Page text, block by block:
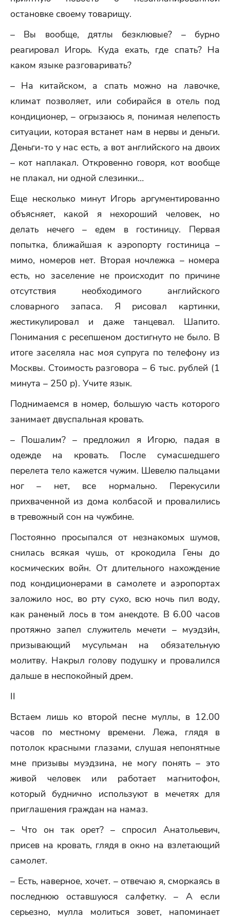
остановке своему товарищу.
– Вы вообще, дятлы безклювые? – бурно
реагировал Игорь. Куда ехать, где спать? На
каком языке разговаривать?
– На китайском, а спать можно на лавочке,
климат позволяет, или собирайся в отель под
кондиционер, – огрызаюсь я, понимая нелепость
ситуации, которая встанет нам в нервы и деньги.
Деньги-то у нас есть, а вот английского на двоих
– кот наплакал. Откровенно говоря, кот вообще
не плакал, ни одной слезинки…
Еще несколько минут Игорь аргументированно
объясняет, какой я нехороший человек, но
делать нечего – едем в гостиницу. Первая
попытка, ближайшая к аэропорту гостиница –
мимо, номеров нет. Вторая ночлежка – номера
есть, но заселение не происходит по причине
отсутствия необходимого английского
словарного запаса. Я рисовал картинки,
жестикулировал и даже танцевал. Шапито.
Понимания с ресепшеном достигнуто не было. В
итоге заселяла нас моя супруга по телефону из
Москвы. Стоимость разговора – 6 тыс. рублей (1
минута – 250 р). Учите язык.
Поднимаемся в номер, большую часть которого
занимает двуспальная кровать.
– Пошалим? – предложил я Игорю, падая в
одежде на кровать. После сумасшедшего
перелета тело кажется чужим. Шевелю пальцами
ног – нет, все нормально. Перекусили
прихваченной из дома колбасой и провалились
в тревожный сон на чужбине.
Постоянно просыпался от незнакомых шумов,
снилась всякая чушь, от крокодила Гены до
космических войн. От длительного нахождение
под кондиционерами в самолете и аэропортах
заложило нос, во рту сухо, всю ночь пил воду,
как раненый лось в том анекдоте. В 6.00 часов
протяжно запел служитель мечети – муэдзи́н,
призывающий мусульман на обязательную
молитву. Накрыл голову подушку и провалился
дальше в неспокойный дрем.
II
Встаем лишь ко второй песне муллы, в 12.00
часов по местному времени. Лежа, глядя в
потолок красными глазами, слушая непонятные
мне призывы муэдзина, не могу понять – это
живой человек или работает магнитофон,
который буднично используют в мечетях для
приглашения граждан на намаз.
– Что он так орет? – спросил Анатольевич,
присев на кровать, глядя в окно на взлетающий
самолет.
– Есть, наверное, хочет. – отвечаю я, сморкаясь в
последнюю оставшуюся салфетку. – А если
серьезно, мулла молиться зовет, напоминает